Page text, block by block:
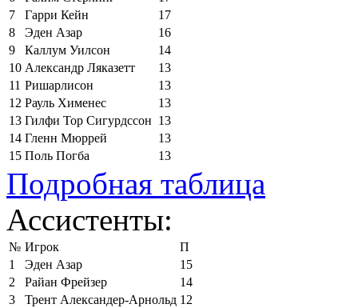
7
Гарри Кейн
17
8
Эден Азар
16
9
Каллум Уилсон
14
10 Александр Ляказетт
13
11 Ришарлисон
13
12 Рауль Хименес
13
13 Гилфи Тор Сигурдссон 13
14 Гленн Мюррей
13
15 Поль Погба 13
Подробная таблица
Ассистенты:
№ Игрок
П
1
Эден Азар
15
2
Райан Фрейзер
14
3
Трент Александер-Арнольд 12